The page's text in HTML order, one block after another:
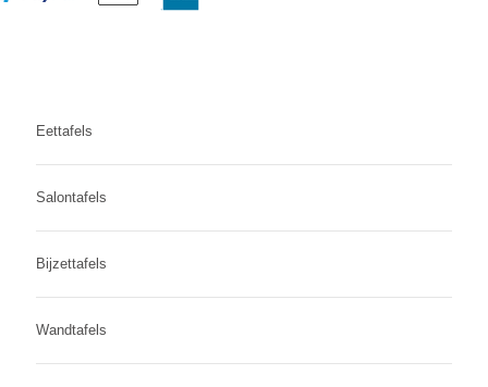
Eettafels
Salontafels
Bijzettafels
Wandtafels